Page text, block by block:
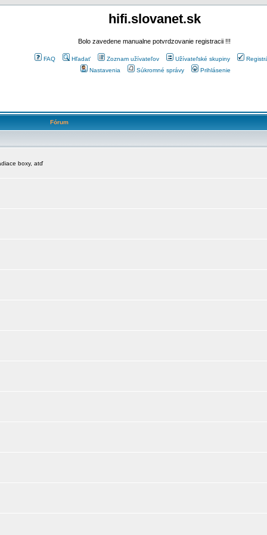
hifi.slovanet.sk
Bolo zavedene manualne potvrdzovanie registracii !!!
FAQ Hľadať Zoznam užívateľov Užívateľské skupiny
Nastavenia
Súkromné správy Prihlásenie
Fórum
boxy, atď